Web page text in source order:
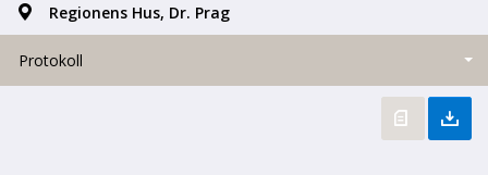
Regionens Hus, Dr. Prag
Protokoll